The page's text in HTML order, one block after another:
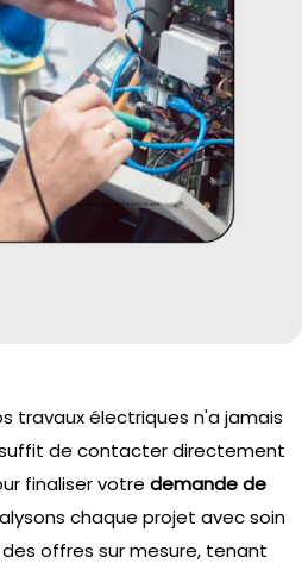
travaux électriques n'a jamais
suffit de contacter directement
finaliser votre demande de
chaque projet avec soin
offres sur mesure, tenant